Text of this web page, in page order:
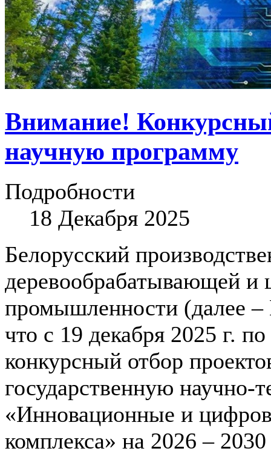
Внимание!
научную программу
Подробности
18 Декабря 2025
Белорусский
деревообрабатывающей и
промышленности (далее
что с 19 декабря 2025 г.
конкурсный отбор
государственную научно-
«Инновационные и
комплекса» на 2026 –